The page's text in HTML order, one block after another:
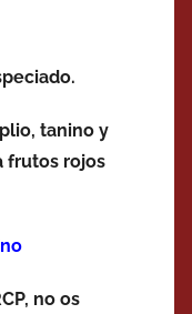
tanino y
frutos rojos
no os